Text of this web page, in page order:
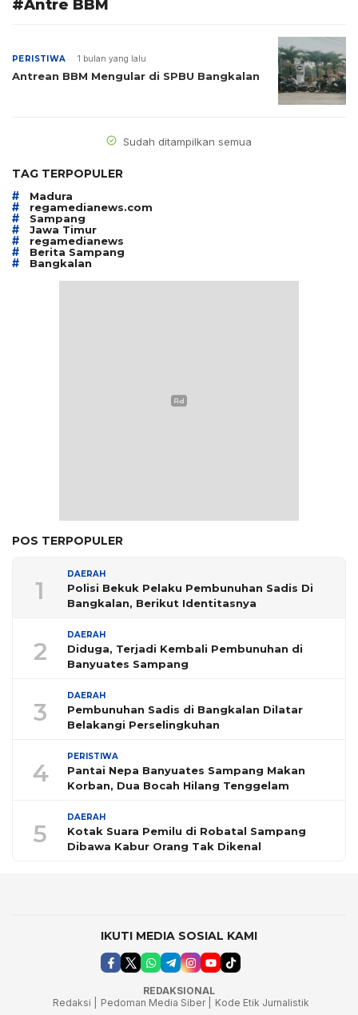
#Antre BBM
PERISTIWA 1 bulan yang lalu
Antrean BBM Mengular di SPBU Bangkalan
Sudah ditampilkan semua
TAG TERPOPULER
# Madura
# regamedianews.com
# Sampang
# Jawa Timur
# regamedianews
# Berita Sampang
# Bangkalan
POS TERPOPULER
1
DAERAH
Polisi Bekuk Pelaku Pembunuhan Sadis Di
Bangkalan, Berikut Identitasnya
2
DAERAH
Diduga, Terjadi Kembali Pembunuhan di
Banyuates Sampang
3
DAERAH
Pembunuhan Sadis di Bangkalan Dilatar
Belakangi Perselingkuhan
4
PERISTIWA
Pantai Nepa Banyuates Sampang Makan
Korban, Dua Bocah Hilang Tenggelam
5
DAERAH
Kotak Suara Pemilu di Robatal Sampang
Dibawa Kabur Orang Tak Dikenal
IKUTI MEDIA SOSIAL KAMI
REDAKSIONAL
Redaksi |
Pedoman Media Siber | Kode Etik Jurnalistik